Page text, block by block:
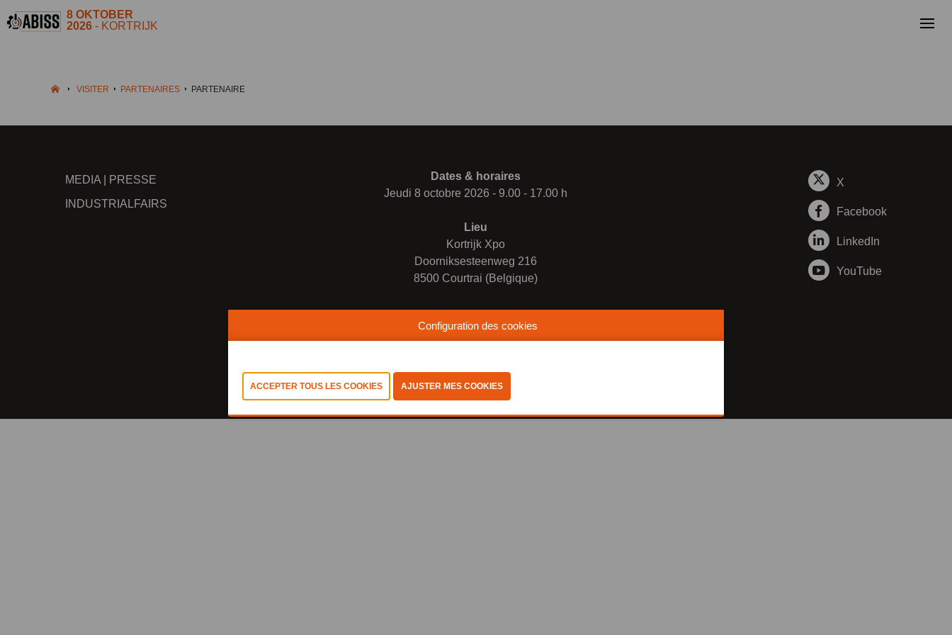
8 OKTOBER
2026- KORTRIJK
VISITER PARTENAIRES PARTENAIRE
MEDIA | PRESSE
INDUSTRIALFAIRS
Dates & horaires
Jeudi 8 octobre 2026 - 9.00 - 17.00 h
Lieu
Kortrijk Xpo
Doorniksesteenweg 216
8500 Courtrai (Belgique)
X
Facebook
LinkedIn
YouTube
©2025, Abiss
Conditions-generales-Consulter les cookies
Configuration des cookies